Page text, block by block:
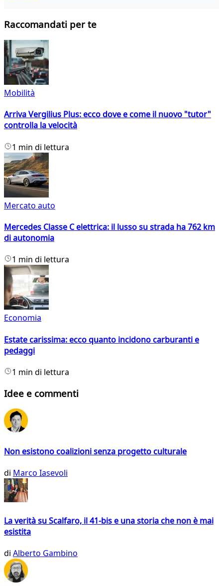
Raccomandati per te
Mobilità
Arriva Vergilius Plus: ecco dove e come il nuovo "tutor"
controlla la velocità
1 min di lettura
Mercato auto
Mercedes Classe C elettrica: il lusso su strada ha 762 km
di autonomia
1 min di lettura
Economia
Estate carissima: ecco quanto incidono carburanti e
pedaggi
1 min di lettura
Idee e commenti
Non esistono coalizioni senza progetto culturale
di Marco Iasevoli
La verità su Scalfaro, il 41-bis e una storia che non è mai
esistita
di Alberto Gambino